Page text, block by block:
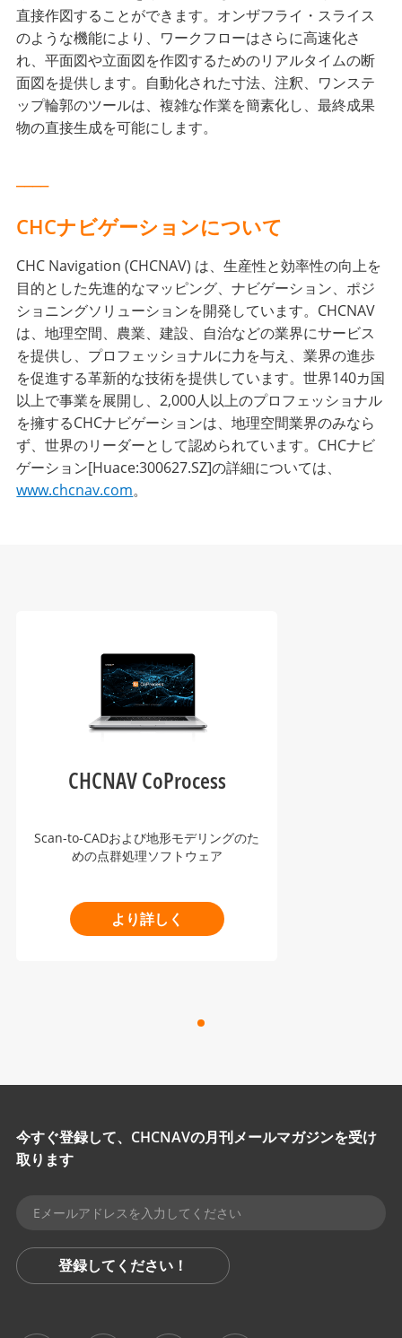
直接作図することができます。オンザフライ・スライス
のような機能により、ワークフローはさらに高速化さ
れ、平面図や立面図を作図するためのリアルタイムの断
面図を提供します。自動化された寸法、注釈、ワンステ
ップ輪郭のツールは、複雑な作業を簡素化し、最終成果
物の直接生成を可能にします。
CHCナビゲーションについて
CHC Navigation (CHCNAV) は、生産性と効率性の向上を
目的とした先進的なマッピング、ナビゲーション、ポジ
ショニングソリューションを開発しています。CHCNAV
は、地理空間、農業、建設、自治などの業界にサービス
を提供し、プロフェッショナルに力を与え、業界の進歩
を促進する革新的な技術を提供しています。世界140カ国
以上で事業を展開し、2,000人以上のプロフェッショナル
を擁するCHCナビゲーションは、地理空間業界のみなら
ず、世界のリーダーとして認められています。CHCナビ
ゲーション[Huace:300627.SZ]の詳細については、
www.chcnav.com。
CHCNAV CoProcess
Scan-to-CADおよび地形モデリングのた
めの点群処理ソフトウェア
より詳しく
今すぐ登録して、CHCNAVの月刊メールマガジンを受け
取ります
登録してください！